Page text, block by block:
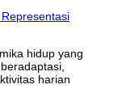
hidup yang
harian